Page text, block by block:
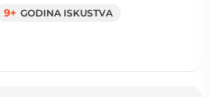
9+ GODINA ISKUSTVA